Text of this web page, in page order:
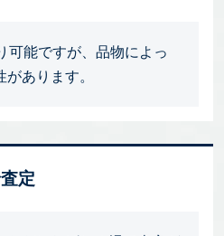
可能ですが、品物によっ
あります。
定